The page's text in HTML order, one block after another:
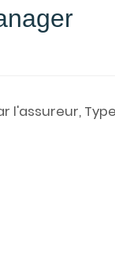
l'assureur,